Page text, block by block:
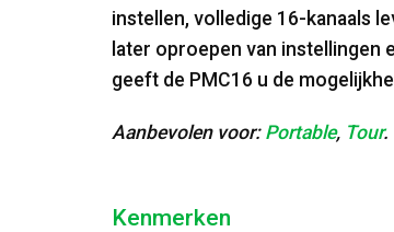
instellen, volledige 16-kanaals
later oproepen van instellingen
geeft de PMC16 u de
Aanbevolen voor: Portable, Tour.
Kenmerken